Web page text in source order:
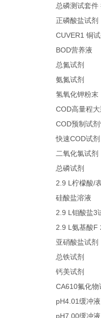
总磷测试套件
正磷酸盐试剂
CUVER1 铜
BOD营养液
总氮试剂
氨氮试剂
氢氧化钾粉末
COD高量程
COD预制试
快速COD试剂
二氧化氯试剂
总磷试剂
2.9 L 柠檬酸/
硅酸盐溶液
2.9 L 钼酸盐3
2.9 L 氨基酸F
亚硝酸盐试剂
总铁试剂
钙美试剂
CA610氟化物
pH4.01 缓冲液
pH7.00缓冲液